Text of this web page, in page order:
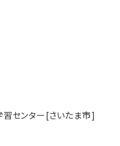
センター[さいたま市]